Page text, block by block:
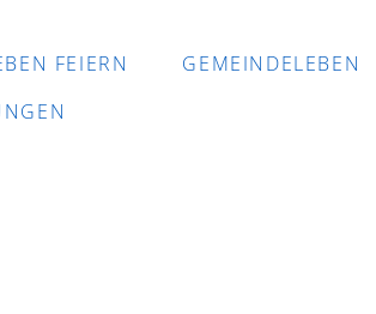
FEIERN GEMEINDELEBEN